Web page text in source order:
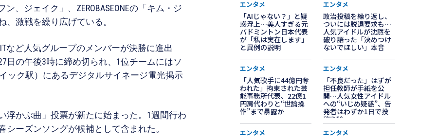
、ジェイク」、ZEROBASEONEの「キム・ジ
激戦を繰り広げている。
など人気グループのメンバーが決勝に進出
日の午後3時に締め切られ、1位チームにはソ
ック駅）にあるデジタルサイネージ電光掲示
浮かぶ曲」投票が新たに始まった。1週間行わ
ーズンソングが候補として含まれた。
エンタメ
「AIじゃない？」と疑
惑浮上…美人すぎる元
バドミントン日本代表
が「私は実在します」
と異例の説明
エンタメ
政治投稿を繰り返し、
ついには脱退要求も…
人気アイドルが沈黙を
破り語った「決めつけ
ないでほしい」本音
エンタメ
「人気歌手に44億円奪
われた」拘束された芸
能事務所代表、22億1
円肩代わりと“世論操
作”まで暴露か
エンタメ
「不良だった」はずが
担任教師が手紙を公
開…人気女性アイドル
への“いじめ疑惑”、告
発者はわずか1日で投
稿削除
エンタメ エンタメ